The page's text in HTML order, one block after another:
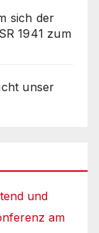
sich der
1941 zum
unser
und
am